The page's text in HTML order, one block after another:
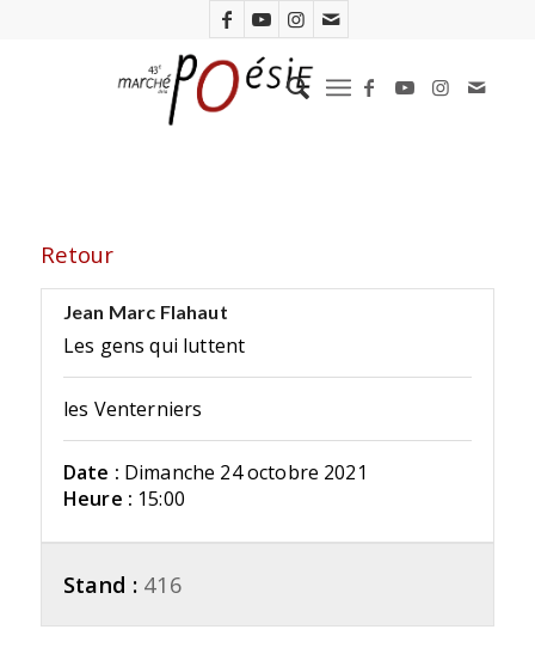
Retour
Jean Marc Flahaut
Les gens qui luttent
les Venterniers
Date : Dimanche 24 octobre 2021
Heure : 15:00
Stand : 416